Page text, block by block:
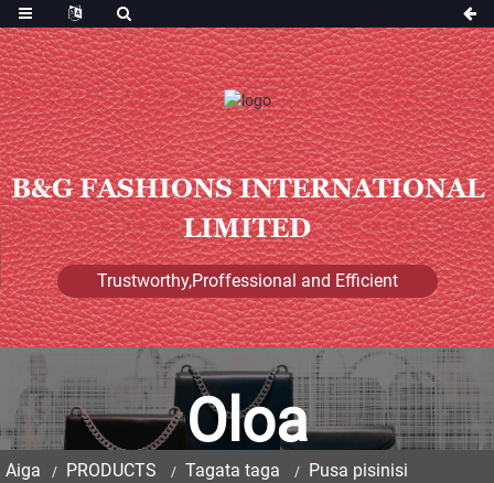
B&G FASHIONS INTERNATIONAL
LIMITED
Trustworthy,Proffessional and Efficient
Oloa
Aiga PRODUCTS Tagata taga Pusa pisinisi